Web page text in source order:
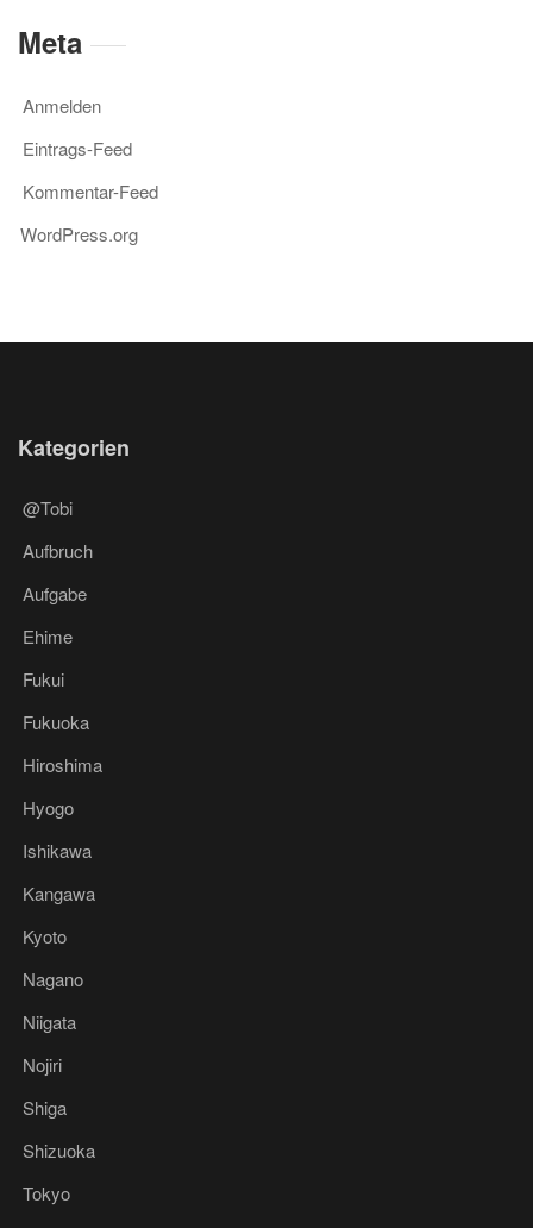
Meta
Anmelden
Eintrags-Feed
Kommentar-Feed
WordPress.org
Kategorien
@Tobi
Aufbruch
Aufgabe
Ehime
Fukui
Fukuoka
Hiroshima
Hyogo
Ishikawa
Kangawa
Kyoto
Nagano
Niigata
Nojiri
Shiga
Shizuoka
Tokyo